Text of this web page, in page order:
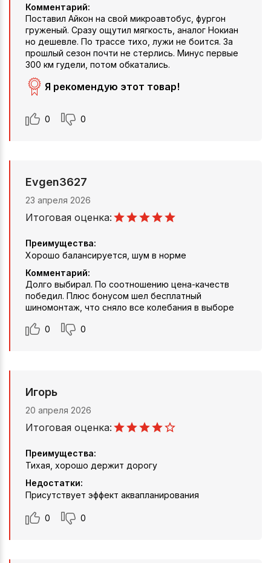
Комментарий:
Поставил Айкон на свой микроавтобус, фургон
груженый. Сразу ощутил мягкость, аналог Нокиан
но дешевле. По трассе тихо, лужи не боится. За
прошлый сезон почти не стерлись. Минус первые
300 км гудели, потом обкатались.
Я рекомендую этот товар!
0 0
Evgen3627
23 апреля 2026
Итоговая оценка:
Преимущества:
Хорошо балансируется, шум в норме
Комментарий:
Долго выбирал. По соотношению цена-качеств
победил. Плюс бонусом шел бесплатный
шиномонтаж, что сняло все колебания в выборе
0 0
Игорь
20 апреля 2026
Итоговая оценка:
Преимущества:
Тихая, хорошо держит дорогу
Недостатки:
Присутствует эффект аквапланирования
0 0